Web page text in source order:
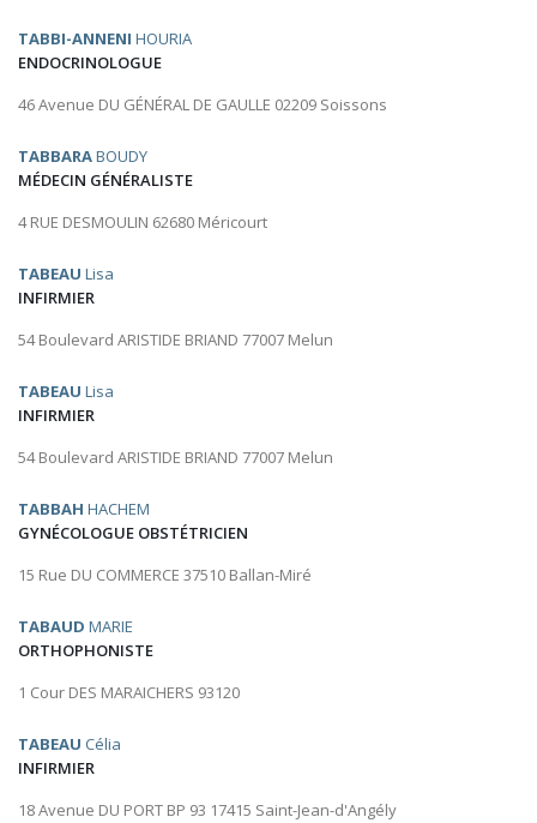
TABBI-ANNENI HOURIA
ENDOCRINOLOGUE
46 Avenue DU GÉNÉRAL DE GAULLE 02209 Soissons
TABBARABOUDY
MÉDECIN GÉNÉRALISTE
4 RUE DESMOULIN 62680 Méricourt
TABEAU Lisa
INFIRMIER
54 Boulevard ARISTIDE BRIAND 77007 Melun
TABEAU Lisa
INFIRMIER
54 Boulevard ARISTIDE BRIAND 77007 Melun
TABBAH HACHEM
GYNÉCOLOGUE OBSTÉTRICIEN
15 Rue DU COMMERCE 37510 Ballan-Miré
TABAUD MARIE
ORTHOPHONISTE
1 Cour DES MARAICHERS 93120
TABEAU Célia
INFIRMIER
18 Avenue DU PORT BP 93 17415 Saint-Jean-d'Angély